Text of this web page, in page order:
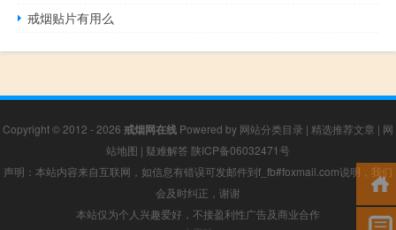
戒烟贴片有用么
Copyright © 2012 - 2026 戒烟网在线 Powered by 网站分类目录 | 精选推荐文章 | 网
站地图 | 疑难解答 陕ICP备06032471号
声明：本站内容来自互联网，如信息有错误可发邮件到f_fb#foxmail.com说明，我们
会及时纠正，谢谢
本站仅为个人兴趣爱好，不接盈利性广告及商业合作